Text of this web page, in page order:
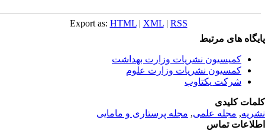
Export as:HTML |XML|RSS
های مرتبط
کمیسیون نشریات وزارت بهداشت
کمسیون نشریات وزارت علوم
شرکت یکتاوب
کلیدی
,مجله علمی, مجله پرستاری و مامایی
تماس